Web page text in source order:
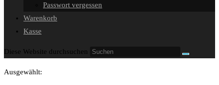
Passwort vergessen
Warenkorb
Kasse
Diese Website durchsuchen
Ausgewählt: